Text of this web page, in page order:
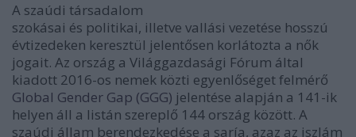
A szaúdi társadalom
szokásai és politikai, illetve vallási vezetése hosszú
évtizedeken keresztül jelentősen korlátozta a nők
jogait. Az ország a Világgazdasági Fórum által
kiadott 2016-os nemek közti egyenlőséget felmérő
Global Gender Gap (GGG) jelentése alapján a 141-ik
helyen áll a listán szereplő 144 ország között. A
szaúdi állam berendezkedése a saría, azaz az iszlám